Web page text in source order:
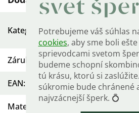
svet
Potrebujeme váš súhlas
cookies, aby sme boli
sprievodcami svetom
budeme schopní
tú krásu, ktorú si
súkromie bude chránené
najvzácnejší šperk. 💍
Kategória:
Záruka
EAN:
Materiál